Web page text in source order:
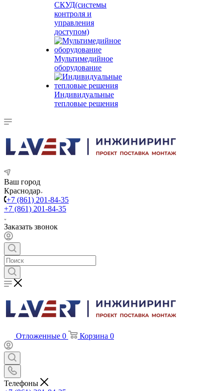
СКУД(системы
контроля и
управления
доступом)
Мультимедийное
оборудование
Индивидуальные
тепловые решения
Ваш город
Краснодар
+7 (861) 201-84-35
+7 (861) 201-84-35
Заказать звонок
Отложенные 0 Корзина 0
Телефоны